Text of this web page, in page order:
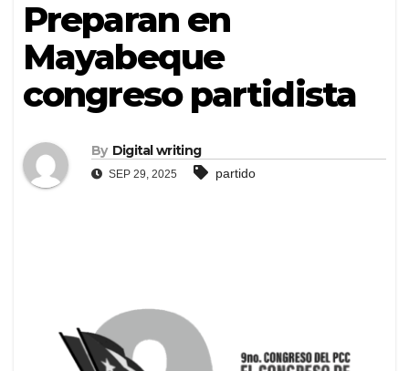
Preparan en
Mayabeque
congreso partidista
By Digital writing
SEP 29, 2025 partido